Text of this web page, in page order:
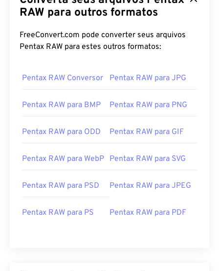
RAW para outros formatos
FreeConvert.com pode converter seus arquivos
Pentax RAW para estes outros formatos:
Pentax RAW Conversor Pentax RAW para JPG
Pentax RAW para BMP Pentax RAW para PNG
Pentax RAW para ODD Pentax RAW para GIF
Pentax RAW para WebP Pentax RAW para SVG
Pentax RAW para PSD Pentax RAW para JPEG
Pentax RAW para PS Pentax RAW para PDF